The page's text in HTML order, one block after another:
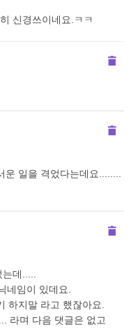
신경쓰이네요.ㅋㅋ
일을 격었다는데요........
데.....
네임이 있데요.
하지말 라고 했잖아요.
라며 다음 댓글은 없고